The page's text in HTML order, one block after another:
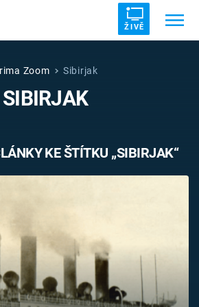
ŽIVĚ
UFO DRUHÁ SVĚTOVÁ VÁLKA
DÁVNOVĚKU
Zoom Sibirjak
SIBIRJAK
KE ŠTÍTKU „SIBIRJAK“